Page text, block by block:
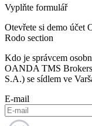
Vyplňte formulář
Otevřete si demo účet
Rodo section
Kdo je správcem
OANDA TMS
S.A.) se sídlem ve
E-mail